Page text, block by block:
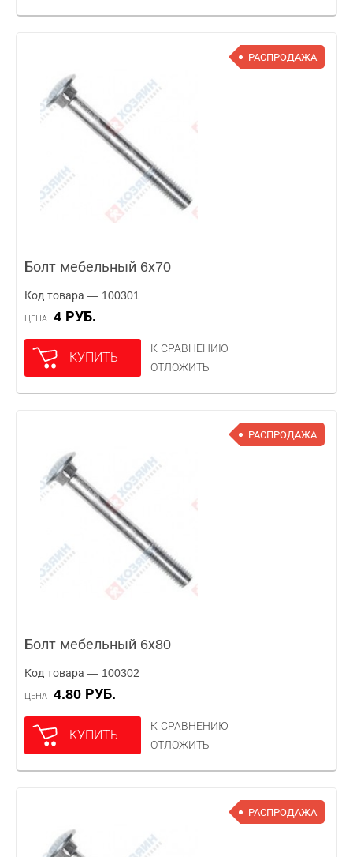
РАСПРОДАЖА
Болт мебельный 6х70
Код товара — 100301
ЦЕНА 4 РУБ.
КУПИТЬ
К СРАВНЕНИЮ
ОТЛОЖИТЬ
РАСПРОДАЖА
Болт мебельный 6х80
Код товара — 100302
ЦЕНА 4.80 РУБ.
КУПИТЬ
К СРАВНЕНИЮ
ОТЛОЖИТЬ
РАСПРОДАЖА